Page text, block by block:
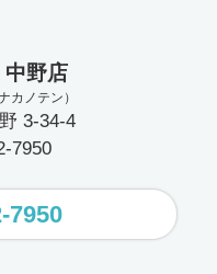
中野店
カノテン）
3-34-4
7950
7950